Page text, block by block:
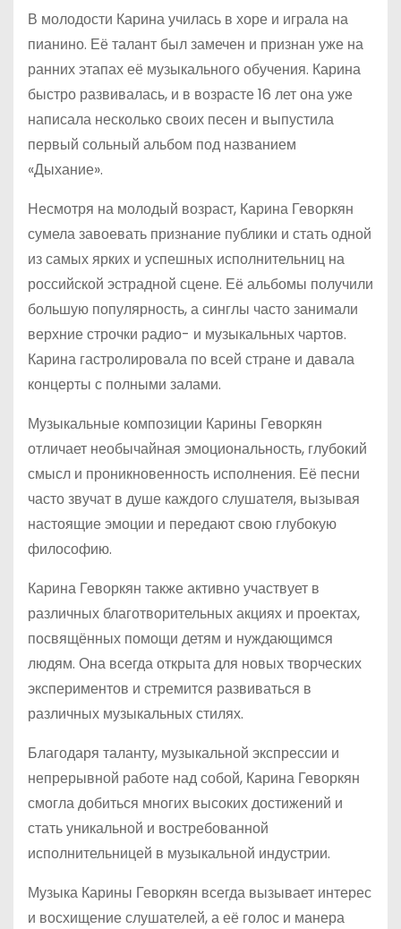
В молодости Карина училась в хоре и играла на
пианино. Её талант был замечен и признан уже на
ранних этапах её музыкального обучения. Карина
быстро развивалась, и в возрасте 16 лет она уже
написала несколько своих песен и выпустила
первый сольный альбом под названием
«Дыхание».
Несмотря на молодый возраст, Карина Геворкян
сумела завоевать признание публики и стать одной
из самых ярких и успешных исполнительниц на
российской эстрадной сцене. Её альбомы получили
большую популярность, а синглы часто занимали
верхние строчки радио- и музыкальных чартов.
Карина гастролировала по всей стране и давала
концерты с полными залами.
Музыкальные композиции Карины Геворкян
отличает необычайная эмоциональность, глубокий
смысл и проникновенность исполнения. Её песни
часто звучат в душе каждого слушателя, вызывая
настоящие эмоции и передают свою глубокую
философию.
Карина Геворкян также активно участвует в
различных благотворительных акциях и проектах,
посвящённых помощи детям и нуждающимся
людям. Она всегда открыта для новых творческих
экспериментов и стремится развиваться в
различных музыкальных стилях.
Благодаря таланту, музыкальной экспрессии и
непрерывной работе над собой, Карина Геворкян
смогла добиться многих высоких достижений и
стать уникальной и востребованной
исполнительницей в музыкальной индустрии.
Музыка Карины Геворкян всегда вызывает интерес
и восхищение слушателей, а её голос и манера